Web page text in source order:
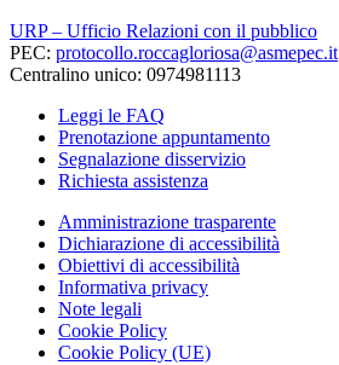
URP – Ufficio Relazioni con il pubblico
PEC: protocollo.roccagloriosa@asmepec.it
Centralino unico: 0974981113
Leggi le FAQ
Prenotazione appuntamento
Segnalazione disservizio
Richiesta assistenza
Amministrazione trasparente
Dichiarazione di accessibilità
Obiettivi di accessibilità
Informativa privacy
Note legali
Cookie Policy
Cookie Policy (UE)